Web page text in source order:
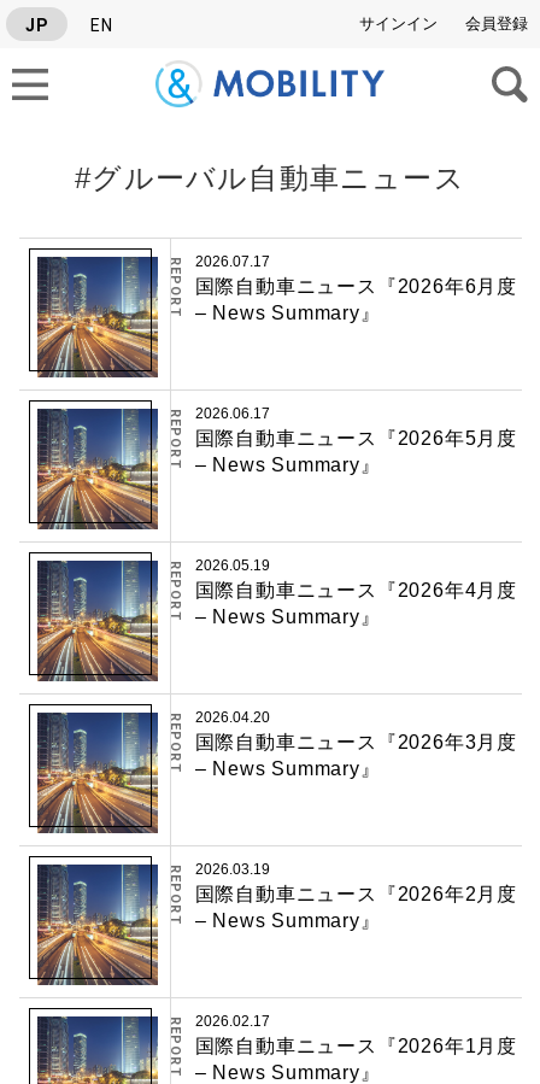
JP EN サインイン 会員登録
SERIES
#Israel News Letter #グルーバル自動車ニュース #業界レポート
#グルーバル自動車ニュース
REPORT 2026.07.17
国際自動車ニュース『2026年6月度
– News Summary』
REPORT 2026.06.17
国際自動車ニュース『2026年5月度
– News Summary』
REPORT 2026.05.19
国際自動車ニュース『2026年4月度
– News Summary』
REPORT 2026.04.20
国際自動車ニュース『2026年3月度
– News Summary』
REPORT 2026.03.19
国際自動車ニュース『2026年2月度
– News Summary』
REPORT 2026.02.17
国際自動車ニュース『2026年1月度
– News Summary』